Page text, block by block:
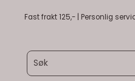
Hopp til innhold
Fast frakt 125,- | Personlig